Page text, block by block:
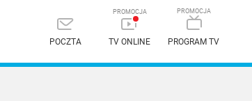
POCZTA TV ONLINE PROGRAM TV